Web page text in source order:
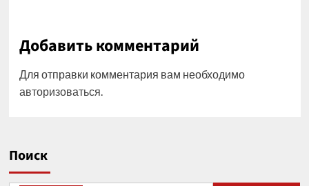
Добавить комментарий
Для отправки комментария вам необходимо
авторизоваться
Поиск